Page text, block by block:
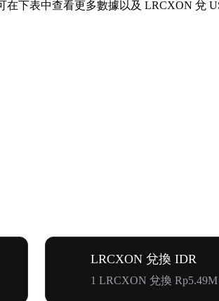
下表中查看更多數據以及 LRCXON 兌
LRCXON 兌換 IDR
1 LRCXON 兌換 Rp5.49M